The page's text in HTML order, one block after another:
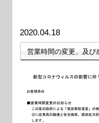
2020.04.18
営業時間の変更、及び